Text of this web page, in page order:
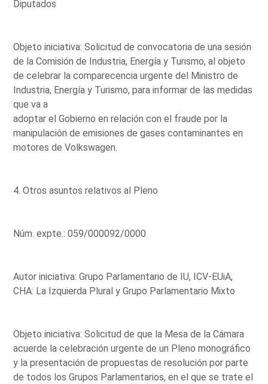
Diputados
Objeto iniciativa: Solicitud de convocatoria de una sesión
de la Comisión de Industria, Energía y Turismo, al objeto
de celebrar la comparecencia urgente del Ministro de
Industria, Energía y Turismo, para informar de las medidas
que va a
adoptar el Gobierno en relación con el fraude por la
manipulación de emisiones de gases contaminantes en
motores de Volkswagen.
4. Otros asuntos relativos al Pleno
Núm. expte.: 059/000092/0000
Autor iniciativa: Grupo Parlamentario de IU, ICV-EUiA,
CHA: La Izquierda Plural y Grupo Parlamentario Mixto
Objeto iniciativa: Solicitud de que la Mesa de la Cámara
acuerde la celebración urgente de un Pleno monográfico
y la presentación de propuestas de resolución por parte
de todos los Grupos Parlamentarios, en el que se trate el